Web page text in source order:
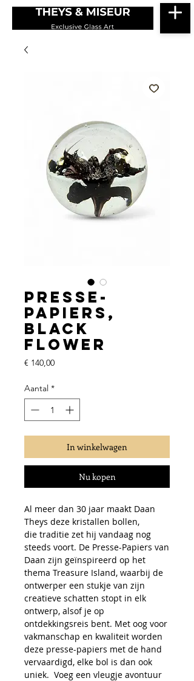
Presse-
Papiers,
Black
Flower
€ 140,00Prijs
Aantal *
In winkelwagen
Nu kopen
Al meer dan 30 jaar maakt Daan
Theys deze kristallen bollen,
die traditie zet hij vandaag nog
steeds voort. De Presse-Papiers van
Daan zijn geïnspireerd op het
thema Treasure Island, waarbij de
ontwerper een stukje van zijn
creatieve schatten stopt in elk
ontwerp, alsof je op
ontdekkingsreis bent. Met oog voor
vakmanschap en kwaliteit worden
deze presse-papiers met de hand
vervaardigd, elke bol is dan ook
uniek. Voeg een vleugje avontuur